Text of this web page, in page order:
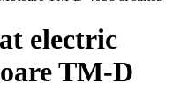
electric
TM-D